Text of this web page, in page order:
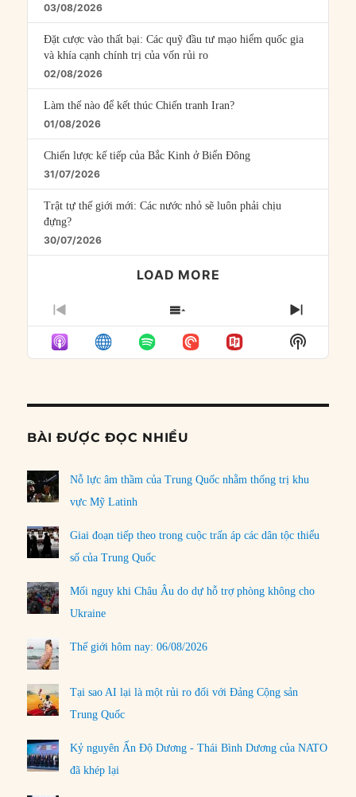
03/08/2026
Đặt cược vào thất bại: Các quỹ đầu tư mạo hiểm quốc gia
và khía cạnh chính trị của vốn rủi ro
02/08/2026
Làm thế nào để kết thúc Chiến tranh Iran?
01/08/2026
Chiến lược kế tiếp của Bắc Kinh ở Biển Đông
31/07/2026
Trật tự thế giới mới: Các nước nhỏ sẽ luôn phải chịu
đựng?
30/07/2026
LOAD MORE
PREVIOUS
EPISODE
SHOW
EPISODES
LIST
NEXT
Show
Podcast
BÀI ĐƯỢC ĐỌC NHIỀU
Nỗ lực âm thầm của Trung Quốc nhằm thống trị khu
vực Mỹ Latinh
Giai đoạn tiếp theo trong cuộc trấn áp các dân tộc thiểu
số của Trung Quốc
Mối nguy khi Châu Âu do dự hỗ trợ phòng không cho
Ukraine
Thế giới hôm nay: 06/08/2026
Tại sao AI lại là một rủi ro đối với Đảng Cộng sản
Trung Quốc
Kỷ nguyên Ấn Độ Dương - Thái Bình Dương của NATO
đã khép lại